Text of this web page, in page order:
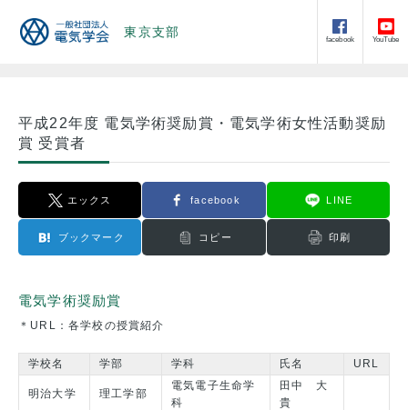
東京支部
facebook YouTube
平成22年度 電気学術奨励賞・電気学術女性活動奨励
賞 受賞者
エックス facebook LINE
ブックマーク コピー 印刷
電気学術奨励賞
＊URL：各学校の授賞紹介
学校名 学部 学科 氏名 URL
明治大学 理工学部
電気電子生命学
科
田中 大
貴